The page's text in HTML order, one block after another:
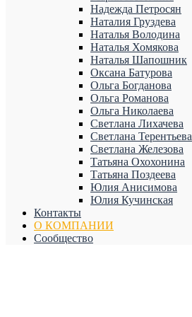
Надежда Петросян
Наталия Груздева
Наталья Володина
Наталья Хомякова
Наталья Шапошник
Оксана Батурова
Ольга Богданова
Ольга Романова
Ольга Николаева
Светлана Лихачева
Светлана Терентьева
Светлана Железова
Татьяна Охохонина
Татьяна Поздеева
Юлия Анисимова
Юлия Кучинская
Контакты
О КОМПАНИИ
Сообщество